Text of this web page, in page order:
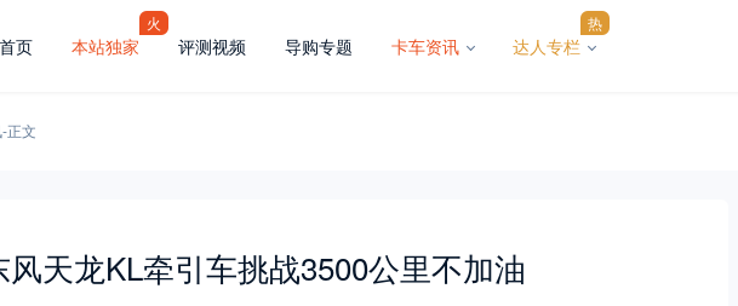
首页 本站独家
火
评测视频 导购专题 卡车资讯 达人专栏
热
-正文
天龙KL牵引车挑战3500公里不加油